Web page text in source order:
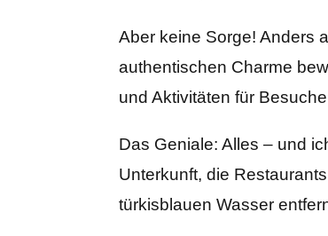
Aber keine Sorge! Anders
authentischen Charme
und Aktivitäten für
Das Geniale: Alles – und
Unterkunft, die
türkisblauen Wasser